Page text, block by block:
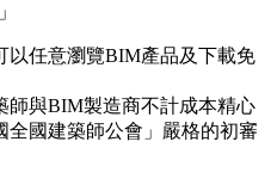
以任意瀏覽BIM產品及下載免
師與BIM製造商不計成本精心
全國建築師公會」嚴格的初審